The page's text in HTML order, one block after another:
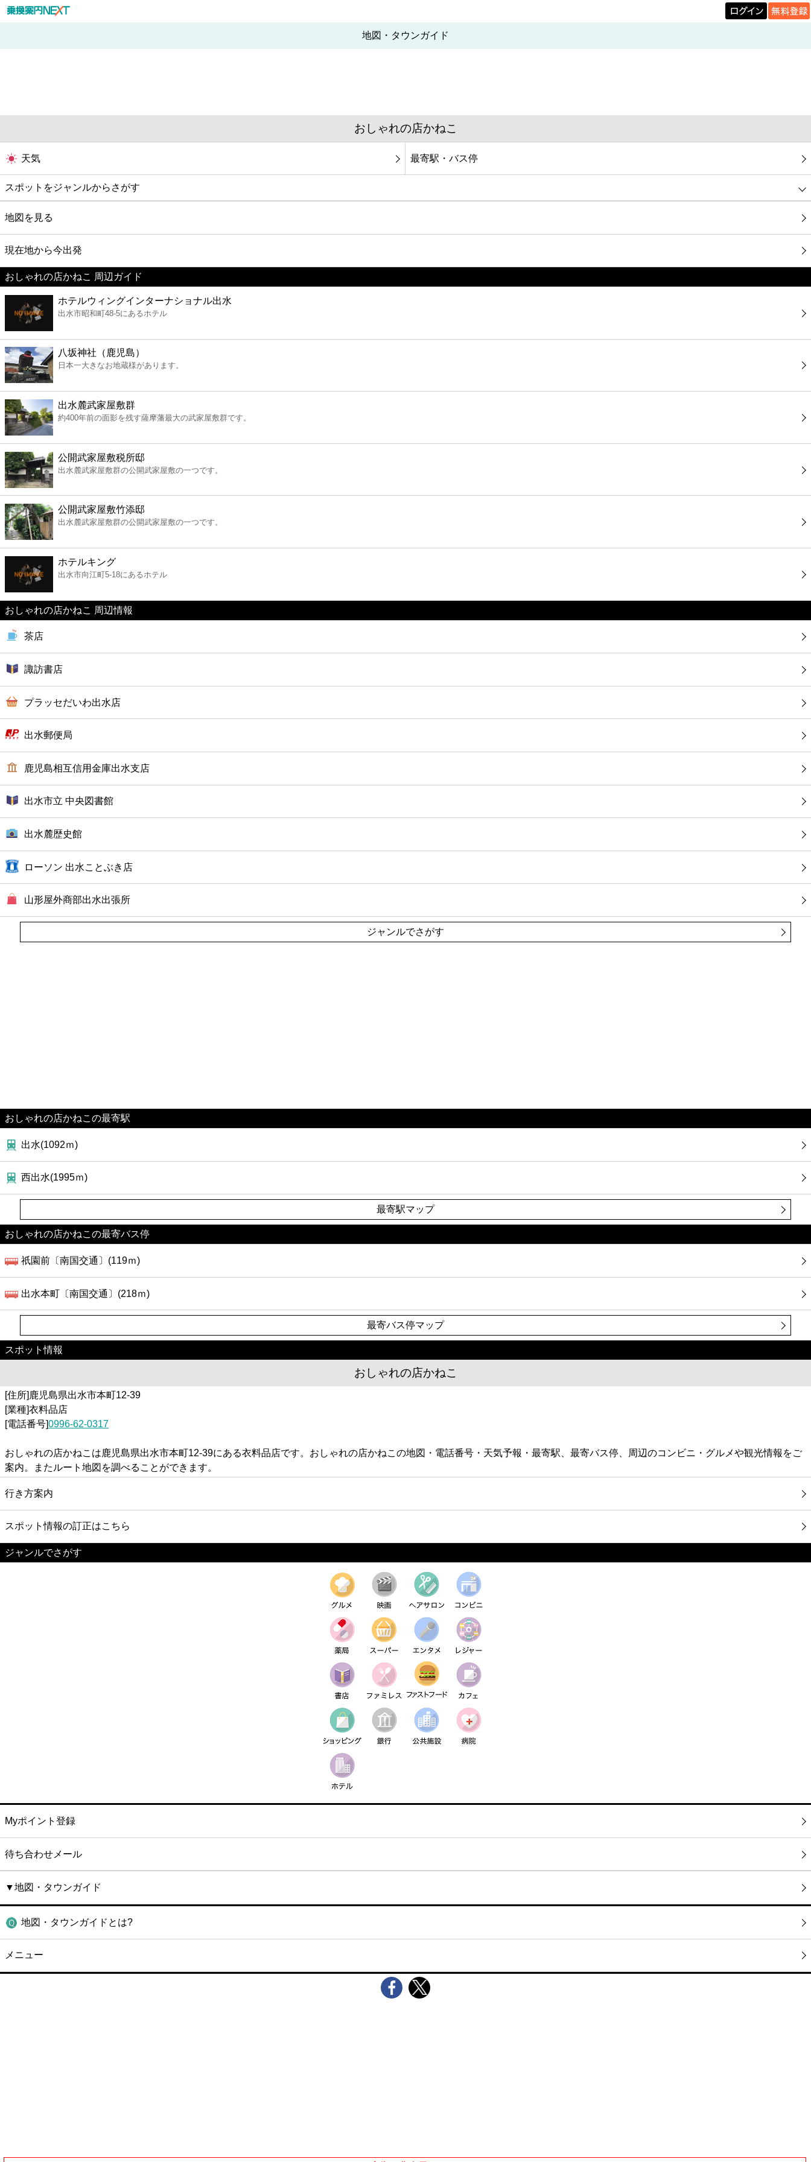
地図・タウンガイド
おしゃれの店かねこ
天気 最寄駅・バス停
スポットをジャンルからさがす
グルメ
映画
美容
コンビニ
薬局
スーパー
エンタメ
レジャー
書店
ファミレス
ファーストフード
カフェ
ショッピング
地図を見る
現在地から今出発
おしゃれの店かねこ 周辺ガイド
ホテルウィングインターナショナル出水
出水市昭和町48-5にあるホテル
八坂神社（鹿児島）
日本一大きなお地蔵様があります。
出水麓武家屋敷群
約400年前の面影を残す薩摩藩最大の武家屋敷群です。
公開武家屋敷税所邸
出水麓武家屋敷群の公開武家屋敷の一つです。
公開武家屋敷竹添邸
出水麓武家屋敷群の公開武家屋敷の一つです。
ホテルキング
出水市向江町5-18にあるホテル
おしゃれの店かねこ 周辺情報
茶店
諏訪書店
プラッセだいわ出水店
出水郵便局
鹿児島相互信用金庫出水支店
出水市立 中央図書館
出水麓歴史館
ローソン 出水ことぶき店
山形屋外商部出水出張所
ジャンルでさがす
おしゃれの店かねこの最寄駅
出水(1092ｍ)
西出水(1995ｍ)
最寄駅マップ
おしゃれの店かねこの最寄バス停
祇園前〔南国交通〕(119ｍ)
出水本町〔南国交通〕(218ｍ)
最寄バス停マップ
スポット情報
おしゃれの店かねこ
[住所]鹿児島県出水市本町12-39
[業種]衣料品店
[電話番号]0996-62-0317
おしゃれの店かねこは鹿児島県出水市本町12-39にある衣料品店です。おしゃれの店かねこの地図・電話番号・天気予報・最寄駅、最寄バス停、周辺のコンビニ・グルメや観光情報をご
案内。またルート地図を調べることができます。
行き方案内
スポット情報の訂正はこちら
ジャンルでさがす
Myポイント登録
待ち合わせメール
▼地図・タウンガイド
地図・タウンガイドとは?
メニュー